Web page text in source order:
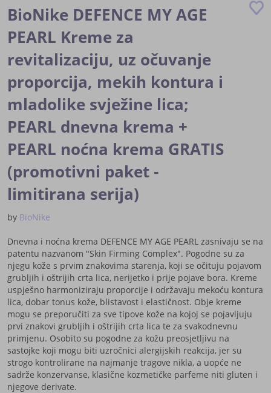
to
the
beginning
of
the
images
gallery
BioNike DEFENCE MY AGE
PEARL Kreme za
revitalizaciju, uz očuvanje
proporcija, mekih kontura i
mladolike svježine lica;
PEARL dnevna krema +
PEARL noćna krema GRATIS
(promotivni paket -
limitirana serija)
by BioNike
Dnevna i noćna krema DEFENCE MY AGE PEARL zasnivaju se na
patentu nazvanom "Skin Firming Complex". Pogodne su za
njegu kože s prvim znakovima starenja, koji se očituju pojavom
grubljih i oštrijih crta lica, nerijetko i prije pojave bora. Kreme
uspješno harmoniziraju proporcije i održavaju mekoću kontura
lica, dobar tonus kože, blistavost i elastičnost. Obje kreme
mogu se preporučiti za sve tipove kože na kojoj se pojavljuju
prvi znakovi grubljih i oštrijih crta lica te za svakodnevnu
primjenu. Osobito su pogodne za kožu preosjetljivu na
sastojke koji mogu biti uzročnici alergijskih reakcija, jer su
strogo kontrolirane na najmanje tragove nikla, a uopće ne
sadrže konzervanse, klasične kozmetičke parfeme niti gluten i
njegove derivate.